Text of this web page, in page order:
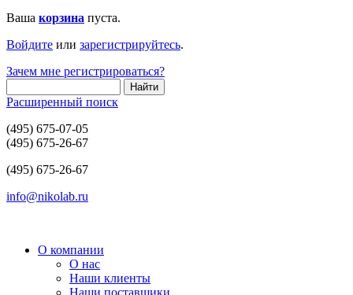
Ваша корзина пуста.
Войдите или зарегистрируйтесь.
Зачем мне регистрироваться?
Расширенный поиск
(495) 675-07-05
(495) 675-26-67
(495) 675-26-67
info@nikolab.ru
О компании
О нас
Наши клиенты
Наши поставщики